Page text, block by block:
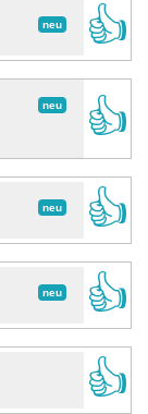
neu
👍
neu
👍
neu
👍
neu
👍
👍